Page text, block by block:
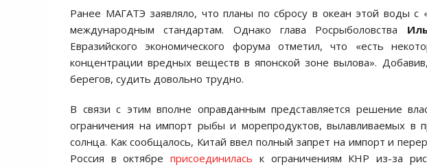
Ранее МАГАТЭ заявляло, что планы по сбросу в океан этой воды с
международным стандартам. Однако глава Росрыболовства
Евразийского экономического форума отметил, что «есть
концентрации вредных веществ в японской зоне вылова».
берегов, судить довольно трудно.
В связи с этим вполне оправданным представляется решение
ограничения на импорт рыбы и морепродуктов, вылавливаемых в
солнца. Как сообщалось, Китай ввел полный запрет на импорт и
Россия в октябреприсоединилась к ограничениям КНР из-за